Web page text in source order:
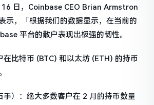
16 日，Coinbase CEO Brian Armstron
示，「根据我们的数据显示，在当前的
平台的散户表现出极强的韧性。
在比特币 (BTC) 和以太坊 (ETH) 的持币
手）：绝大多数客户在 2 月的持币数量